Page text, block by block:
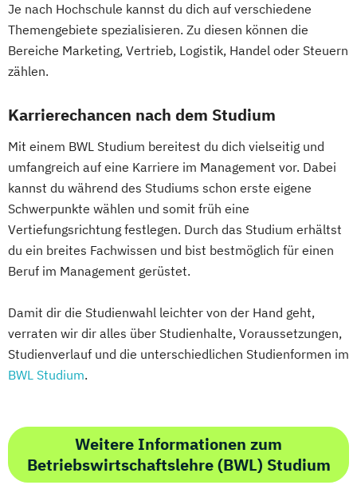
Je nach Hochschule kannst du dich auf verschiedene
Themengebiete spezialisieren. Zu diesen können die
Bereiche Marketing, Vertrieb, Logistik, Handel oder Steuern
zählen.
Karrierechancen nach dem Studium
Mit einem BWL Studium bereitest du dich vielseitig und
umfangreich auf eine Karriere im Management vor. Dabei
kannst du während des Studiums schon erste eigene
Schwerpunkte wählen und somit früh eine
Vertiefungsrichtung festlegen. Durch das Studium erhältst
du ein breites Fachwissen und bist bestmöglich für einen
Beruf im Management gerüstet.
Damit dir die Studienwahl leichter von der Hand geht,
verraten wir dir alles über Studienhalte, Voraussetzungen,
Studienverlauf und die unterschiedlichen Studienformen im
BWL Studium.
Weitere Informationen zum
Betriebswirtschaftslehre (BWL) Studium